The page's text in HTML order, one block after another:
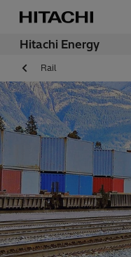
Hitachi Energy
Rail